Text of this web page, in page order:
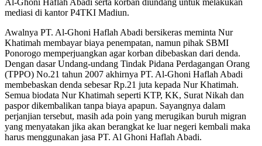
mediasi di kantor P4TKI Madiun.
Awalnya PT. Al-Ghoni Haflah Abadi bersikeras meminta Nur
Khatimah membayar biaya penempatan, namun pihak SBMI
Ponorogo memperjuangkan agar korban dibebaskan dari denda.
Dengan dasar Undang-undang Tindak Pidana Perdagangan Orang
(TPPO) No.21 tahun 2007 akhirnya PT. Al-Ghoni Haflah Abadi
membebaskan denda sebesar Rp.21 juta kepada Nur Khatimah.
Semua biodata Nur Khatimah seperti KTP, KK, Surat Nikah dan
paspor dikembalikan tanpa biaya apapun. Sayangnya dalam
perjanjian tersebut, masih ada poin yang merugikan buruh migran
yang menyatakan jika akan berangkat ke luar negeri kembali maka
harus menggunakan jasa PT. Al Ghoni Haflah Abadi.